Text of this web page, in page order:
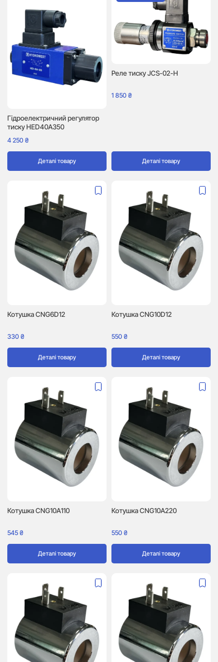
Гідроелектричний регулятор
тиску HED40A350
4 250₴
Деталі товару
Реле тиску JCS-02-H
1 850₴
Деталі товару
Котушка CNG6D12
330₴
Деталі товару
Котушка CNG10D12
550₴
Деталі товару
Котушка CNG10A110
545₴
Деталі товару
Котушка CNG10A220
550₴
Деталі товару